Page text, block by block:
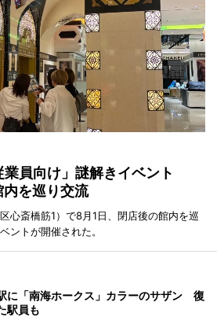
業員向け」謎解きイベント
を巡り交流
心斎橋筋1）で8月1日、閉店後の館内を巡
ントが開催された。
に「南海ホークス」カラーのサザン 復
駅員も